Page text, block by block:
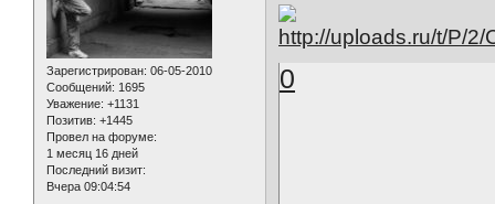
Зарегистрирован: 06-05-2010
Сообщений: 1695
Уважение: +1131
Позитив: +1445
Провел на форуме:
1 месяц 16 дней
Последний визит:
Вчера 09:04:54
0